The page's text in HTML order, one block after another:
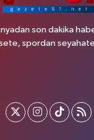
son dakika
spordan